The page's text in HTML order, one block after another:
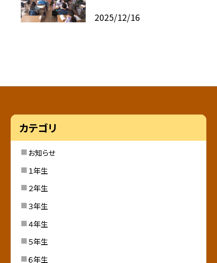
2025/12/16
カテゴリ
お知らせ
１年生
２年生
３年生
４年生
５年生
６年生